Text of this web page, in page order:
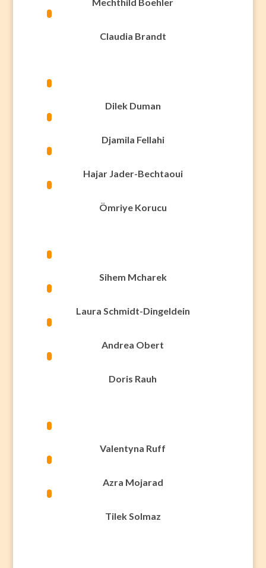
Claudia Brandt
Dilek Duman
Djamila Fellahi
Hajar Jader-Bechtaoui
Ömriye Korucu
Sihem Mcharek
Laura Schmidt-Dingeldein
Andrea Obert
Doris Rauh
Valentyna Ruff
Azra Mojarad
Tilek Solmaz